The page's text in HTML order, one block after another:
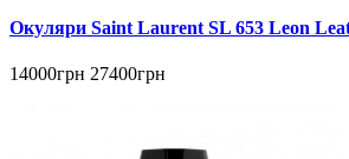
Окуляри Saint Laurent SL 653 Leon
14000грн 27400грн